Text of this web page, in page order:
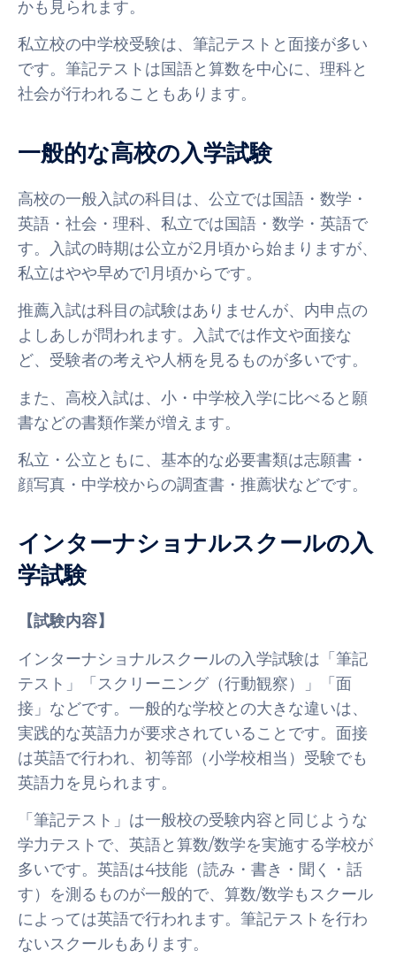
かも見られます。
私立校の中学校受験は、筆記テストと面接が多い
です。筆記テストは国語と算数を中心に、理科と
社会が行われることもあります。
一般的な高校の入学試験
高校の一般入試の科目は、公立では国語・数学・
英語・社会・理科、私立では国語・数学・英語で
す。入試の時期は公立が2月頃から始まりますが、
私立はやや早めで1月頃からです。
推薦入試は科目の試験はありませんが、内申点の
よしあしが問われます。入試では作文や面接な
ど、受験者の考えや人柄を見るものが多いです。
また、高校入試は、小・中学校入学に比べると願
書などの書類作業が増えます。
私立・公立ともに、基本的な必要書類は志願書・
顔写真・中学校からの調査書・推薦状などです。
インターナショナルスクールの入
学試験
【試験内容】
インターナショナルスクールの入学試験は「筆記
テスト」「スクリーニング（行動観察）」「面
接」などです。一般的な学校との大きな違いは、
実践的な英語力が要求されていることです。面接
は英語で行われ、初等部（小学校相当）受験でも
英語力を見られます。
「筆記テスト」は一般校の受験内容と同じような
学力テストで、英語と算数/数学を実施する学校が
多いです。英語は4技能（読み・書き・聞く・話
す）を測るものが一般的で、算数/数学もスクール
によっては英語で行われます。筆記テストを行わ
ないスクールもあります。